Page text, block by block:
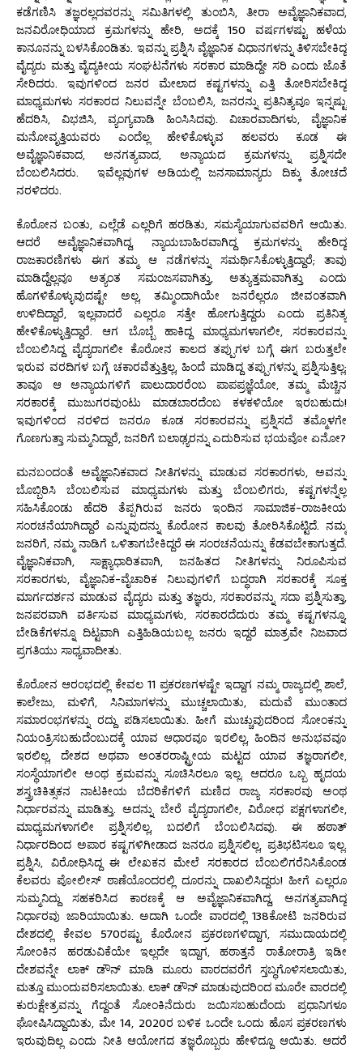
ಕಡೆಗಣಿಸಿ ತಜ್ಞರಲ್ಲದವರನ್ನು ಸಮಿತಿಗಳಲ್ಲಿ ತುಂಬಿಸಿ, ತೀರಾ ಅವೈಜ್ಞಾನಿಕವಾದ,
ಜನವಿರೋಧಿಯಾದ ಕ್ರಮಗಳನ್ನು ಹೇರಿ, ಅದಕ್ಕೆ 150 ವರ್ಷಗಳಷ್ಟು ಹಳೆಯ
ಕಾನೂನನ್ನು ಬಳಸಿಕೊಂಡಿತು. ಇವನ್ನು ಪ್ರಶ್ನಿಸಿ ವೈಜ್ಞಾನಿಕ ವಿಧಾನಗಳನ್ನು ತಿಳಿಸಬೇಕಿದ್ದ
ವೈದ್ಯರು ಮತ್ತು ವೈದ್ಯಕೀಯ ಸಂಘಟನೆಗಳು ಸರಕಾರ ಮಾಡಿದ್ದೇ ಸರಿ ಎಂದು ಜೊತೆ
ಸೇರಿದರು. ಇವುಗಳಿಂದ ಜನರ ಮೇಲಾದ ಕಷ್ಟಗಳನ್ನು ಎತ್ತಿ ತೋರಿಸಬೇಕಿದ್ದ
ಮಾಧ್ಯಮಗಳು ಸರಕಾರದ ನಿಲುವನ್ನೇ ಬೆಂಬಲಿಸಿ, ಜನರನ್ನು ಪ್ರತಿನಿತ್ಯವೂ ಇನ್ನಷ್ಟು
ಹೆದರಿಸಿ, ವಿಭಜಿಸಿ, ವ್ಯಂಗ್ಯವಾಡಿ ಹಿಂಸಿಸಿದವು. ವಿಚಾರವಾದಿಗಳು, ವೈಜ್ಞಾನಿಕ
ಮನೋವೃತ್ತಿಯವರು ಎಂದೆಲ್ಲ ಹೇಳಿಕೊಳ್ಳುವ ಹಲವರು ಕೂಡ ಈ
ಅವೈಜ್ಞಾನಿಕವಾದ, ಅನಗತ್ಯವಾದ, ಅನ್ಯಾಯದ ಕ್ರಮಗಳನ್ನು ಪ್ರಶ್ನಿಸದೇ
ಬೆಂಬಲಿಸಿದರು. ಇವೆಲ್ಲವುಗಳ ಅಡಿಯಲ್ಲಿ ಜನಸಾಮಾನ್ಯರು ದಿಕ್ಕು ತೋಚದೆ
ನರಳಿದರು.
ಕೊರೋನ ಬಂತು, ಎಲ್ಲೆಡೆ ಎಲ್ಲರಿಗೆ ಹರಡಿತು, ಸಮಸ್ಯೆಯಾಗುವವರಿಗೆ ಆಯಿತು.
ಆದರೆ ಅವೈಜ್ಞಾನಿಕವಾಗಿದ್ದ, ನ್ಯಾಯಬಾಹಿರವಾಗಿದ್ದ ಕ್ರಮಗಳನ್ನು ಹೇರಿದ್ದ
ರಾಜಕಾರಣಿಗಳು ಈಗ ತಮ್ಮ ಆ ನಡೆಗಳನ್ನು ಸಮರ್ಥಿಸಿಕೊಳ್ಳುತ್ತಿದ್ದಾರೆ; ತಾವು
ಮಾಡಿದ್ದೆಲ್ಲವೂ ಅತ್ಯಂತ ಸಮಂಜಸವಾಗಿತ್ತು, ಅತ್ಯುತ್ತಮವಾಗಿತ್ತು ಎಂದು
ಹೊಗಳಿಕೊಳ್ಳುವುದಷ್ಟೇ ಅಲ್ಲ, ತಮ್ಮಿಂದಾಗಿಯೇ ಜನರೆಲ್ಲರೂ ಜೀವಂತವಾಗಿ
ಉಳಿದಿದ್ದಾರೆ, ಇಲ್ಲವಾದರೆ ಎಲ್ಲರೂ ಸತ್ತೇ ಹೋಗುತ್ತಿದ್ದರು ಎಂದು ಪ್ರತಿನಿತ್ಯ
ಹೇಳಿಕೊಳ್ಳುತ್ತಿದ್ದಾರೆ. ಆಗ ಬೊಬ್ಬೆ ಹಾಕಿದ್ದ ಮಾಧ್ಯಮಗಳಾಗಲೀ, ಸರಕಾರವನ್ನು
ಬೆಂಬಲಿಸಿದ್ದ ವೈದ್ಯರಾಗಲೀ ಕೊರೋನ ಕಾಲದ ತಪ್ಪುಗಳ ಬಗ್ಗೆ ಈಗ ಬರುತ್ತಲೇ
ಇರುವ ವರದಿಗಳ ಬಗ್ಗೆ ಚಕಾರವೆತ್ತುತ್ತಿಲ್ಲ, ಹಿಂದೆ ಮಾಡಿದ್ದ ತಪ್ಪುಗಳನ್ನು ಪ್ರಶ್ನಿಸುತ್ತಿಲ್ಲ;
ತಾವೂ ಆ ಅನ್ಯಾಯಗಳಿಗೆ ಪಾಲುದಾರರೆಂಬ ಪಾಪಪ್ರಜ್ಞೆಯೋ, ತಮ್ಮ ಮೆಚ್ಚಿನ
ಸರಕಾರಕ್ಕೆ ಮುಜುಗರವುಂಟು ಮಾಡಬಾರದೆಂಬ ಕಳಕಳಿಯೋ ಇರಬಹುದು!
ಇವುಗಳಿಂದ ನರಳಿದ ಜನರೂ ಕೂಡ ಸರಕಾರವನ್ನು ಪ್ರಶ್ನಿಸದೆ ತಮ್ಮೊಳಗೇ
ಗೊಣಗುತ್ತಾ ಸುಮ್ಮನಿದ್ದಾರೆ, ಜನರಿಗೆ ಬಲಾಢ್ಯರನ್ನು ಎದುರಿಸುವ ಭಯವೋ ಏನೋ?
ಮನಬಂದಂತೆ ಅವೈಜ್ಞಾನಿಕವಾದ ನೀತಿಗಳನ್ನು ಮಾಡುವ ಸರಕಾರಗಳು, ಅವನ್ನು
ಬೊಬ್ಬಿರಿಸಿ ಬೆಂಬಲಿಸುವ ಮಾಧ್ಯಮಗಳು ಮತ್ತು ಬೆಂಬಲಿಗರು, ಕಷ್ಟಗಳನ್ನೆಲ್ಲ
ಸಹಿಸಿಕೊಂಡು ಹೆದರಿ ತೆಪ್ಪಗಿರುವ ಜನರು ಇಂದಿನ ಸಾಮಾಜಿಕ-ರಾಜಕೀಯ
ಸಂರಚನೆಯಾಗಿದ್ದಾರೆ ಎನ್ನುವುದನ್ನು ಕೊರೋನ ಕಾಲವು ತೋರಿಸಿಕೊಟ್ಟಿದೆ. ನಮ್ಮ
ಜನರಿಗೆ, ನಮ್ಮ ನಾಡಿಗೆ ಒಳಿತಾಗಬೇಕಿದ್ದರೆ ಈ ಸಂರಚನೆಯನ್ನು ಕೆಡವಬೇಕಾಗುತ್ತದೆ.
ವೈಜ್ಞಾನಿಕವಾಗಿ, ಸಾಕ್ಷ್ಯಾಧಾರಿತವಾಗಿ, ಜನಹಿತದ ನೀತಿಗಳನ್ನು ನಿರೂಪಿಸುವ
ಸರಕಾರಗಳು, ವೈಜ್ಞಾನಿಕ-ವೈಚಾರಿಕ ನಿಲುವುಗಳಿಗೆ ಬದ್ಧರಾಗಿ ಸರಕಾರಕ್ಕೆ ಸೂಕ್ತ
ಮಾರ್ಗದರ್ಶನ ಮಾಡುವ ವೈದ್ಯರು ಮತ್ತು ತಜ್ಞರು, ಸರಕಾರವನ್ನು ಸದಾ ಪ್ರಶ್ನಿಸುತ್ತಾ,
ಜನಪರವಾಗಿ ವರ್ತಿಸುವ ಮಾಧ್ಯಮಗಳು, ಸರಕಾರದೆದುರು ತಮ್ಮ ಕಷ್ಟಗಳನ್ನೂ,
ಬೇಡಿಕೆಗಳನ್ನೂ ದಿಟ್ಟವಾಗಿ ಎತ್ತಿಹಿಡಿಯಬಲ್ಲ ಜನರು ಇದ್ದರೆ ಮಾತ್ರವೇ ನಿಜವಾದ
ಪ್ರಗತಿಯು ಸಾಧ್ಯವಾದೀತು.
ಕೊರೋನ ಆರಂಭದಲ್ಲಿ ಕೇವಲ 11 ಪ್ರಕರಣಗಳಷ್ಟೇ ಇದ್ದಾಗ ನಮ್ಮ ರಾಜ್ಯದಲ್ಲಿ ಶಾಲೆ,
ಕಾಲೇಜು, ಮಳಿಗೆ, ಸಿನಿಮಾಗಳನ್ನು ಮುಚ್ಚಲಾಯಿತು, ಮದುವೆ ಮುಂತಾದ
ಸಮಾರಂಭಗಳನ್ನು ರದ್ದು ಪಡಿಸಲಾಯಿತು. ಹೀಗೆ ಮುಚ್ಚುವುದರಿಂದ ಸೋಂಕನ್ನು
ನಿಯಂತ್ರಿಸಬಹುದೆಂಬುದಕ್ಕೆ ಯಾವ ಆಧಾರವೂ ಇರಲಿಲ್ಲ, ಹಿಂದಿನ ಅನುಭವವೂ
ಇರಲಿಲ್ಲ, ದೇಶದ ಅಥವಾ ಅಂತರರಾಷ್ಟ್ರೀಯ ಮಟ್ಟದ ಯಾವ ತಜ್ಞರಾಗಲೀ,
ಸಂಸ್ಥೆಯಾಗಲೀ ಅಂಥ ಕ್ರಮವನ್ನು ಸೂಚಿಸಿರಲೂ ಇಲ್ಲ. ಆದರೂ ಒಬ್ಬ ಹೃದಯ
ಶಸ್ತ್ರಚಿಕಿತ್ಸಕನ ನಾಟಕೀಯ ಬೆದರಿಕೆಗಳಿಗೆ ಮಣಿದ ರಾಜ್ಯ ಸರಕಾರವು ಅಂಥ
ನಿರ್ಧಾರವನ್ನು ಮಾಡಿತ್ತು. ಅದನ್ನು ಬೇರೆ ವೈದ್ಯರಾಗಲೀ, ವಿರೋಧ ಪಕ್ಷಗಳಾಗಲೀ,
ಮಾಧ್ಯಮಗಳಾಗಲೀ ಪ್ರಶ್ನಿಸಲಿಲ್ಲ, ಬದಲಿಗೆ ಬೆಂಬಲಿಸಿದವು. ಈ ಹಠಾತ್
ನಿರ್ಧಾರದಿಂದ ಅಪಾರ ಕಷ್ಟಗಳಿಗೀಡಾದ ಜನರೂ ಪ್ರಶ್ನಿಸಲಿಲ್ಲ, ಪ್ರತಿಭಟಿಸಲೂ ಇಲ್ಲ.
ಪ್ರಶ್ನಿಸಿ, ವಿರೋಧಿಸಿದ್ದ ಈ ಲೇಖಕನ ಮೇಲೆ ಸರಕಾರದ ಬೆಂಬಲಿಗರೆನಿಸಿಕೊಂಡ
ಕೆಲವರು ಪೋಲೀಸ್ ಠಾಣೆಯೊಂದರಲ್ಲಿ ದೂರನ್ನು ದಾಖಲಿಸಿದ್ದರು! ಹೀಗೆ ಎಲ್ಲರೂ
ಸುಮ್ಮನಿದ್ದು ಸಹಕರಿಸಿದ ಕಾರಣಕ್ಕೆ ಆ ಅವೈಜ್ಞಾನಿಕವಾಗಿದ್ದ, ಅನಗತ್ಯವಾಗಿದ್ದ
ನಿರ್ಧಾರವು ಜಾರಿಯಾಯಿತು. ಅದಾಗಿ ಒಂದೇ ವಾರದಲ್ಲಿ 138ಕೋಟಿ ಜನರಿರುವ
ದೇಶದಲ್ಲಿ ಕೇವಲ 570ರಷ್ಟು ಕೊರೋನ ಪ್ರಕರಣಗಳಿದ್ದಾಗ, ಸಮುದಾಯದಲ್ಲಿ
ಸೋಂಕಿನ ಹರಡುವಿಕೆಯೇ ಇಲ್ಲದೇ ಇದ್ದಾಗ, ಹಠಾತ್ತನೆ ರಾತೋರಾತ್ರಿ ಇಡೀ
ದೇಶವನ್ನೇ ಲಾಕ್ ಡೌನ್ ಮಾಡಿ ಮೂರು ವಾರದವರೆಗೆ ಸ್ತಬ್ಧಗೊಳಿಸಲಾಯಿತು,
ಮತ್ತೂ ಮುಂದುವರಿಸಲಾಯಿತು. ಲಾಕ್ ಡೌನ್ ಮಾಡುವುದರಿಂದ ಮೂರೇ ವಾರದಲ್ಲಿ
ಕುರುಕ್ಷೇತ್ರವನ್ನು ಗೆದ್ದಂತೆ ಸೋಂಕಿನೆದುರು ಜಯಿಸಬಹುದೆಂದು ಪ್ರಧಾನಿಗಳೂ
ಘೋಷಿಸಿದ್ದಾಯಿತು, ಮೇ 14, 2020ರ ಬಳಿಕ ಒಂದೇ ಒಂದು ಹೊಸ ಪ್ರಕರಣಗಳು
ಇರುವುದಿಲ್ಲ ಎಂದು ನೀತಿ ಆಯೋಗದ ತಜ್ಞರೊಬ್ಬರು ಹೇಳಿದ್ದೂ ಆಯಿತು. ಆದರೆ